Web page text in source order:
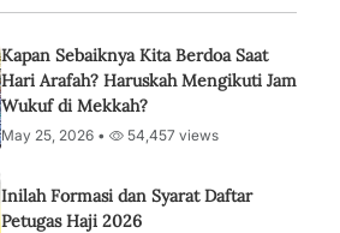
Kapan Sebaiknya Kita Berdoa Saat
Hari Arafah? Haruskah Mengikuti Jam
Wukuf di Mekkah?
May 25, 2026 • 54,457 views
Inilah Formasi dan Syarat Daftar
Petugas Haji 2026